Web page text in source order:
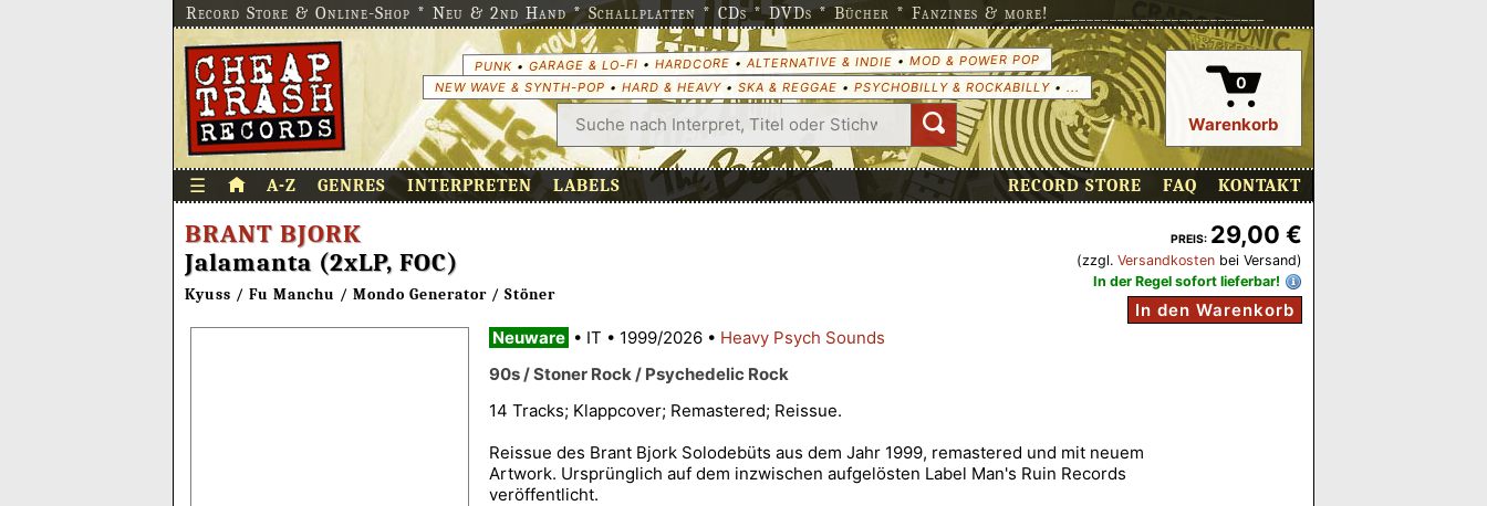
Record Store & Online-Shop * Neu & 2nd Hand * Schallplatten * CDs * DVDs * Bücher * Fanzines & more! ___________________________
PUNK• GARAGE & LO-FI • HARDCORE • ALTERNATIVE & INDIE • MOD & POWER POP
NEW WAVE & SYNTH-POP • HARD & HEAVY• SKA & REGGAE • PSYCHOBILLY & ROCKABILLY• ... 0
Warenkorb
☰ A-Z GENRES INTERPRETEN LABELS RECORD STORE FAQ KONTAKT
PREIS: 29,00 €
(zzgl. Versandkosten bei Versand)
In der Regel sofort lieferbar!
In den Warenkorb
BRANT BJORK
Jalamanta (2xLP, FOC)
Kyuss / Fu Manchu / Mondo Generator / Stöner
Neuware • IT • 1999/2026 • Heavy Psych Sounds
90s / Stoner Rock / Psychedelic Rock
14 Tracks; Klappcover; Remastered; Reissue.
Reissue des Brant Bjork Solodebüts aus dem Jahr 1999, remastered und mit neuem
Artwork. Ursprünglich auf dem inzwischen aufgelösten Label Man's Ruin Records
veröffentlicht.